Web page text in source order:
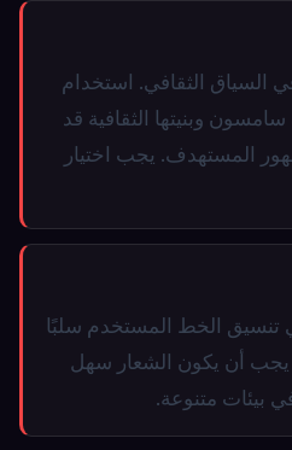
السياق الثقافي. استخدام
وبنيتها الثقافية قد
المستهدف. يجب اختيار
تنسيق الخط المستخدم سلبًا
يجب أن يكون الشعار سهل
بيئات متنوعة.